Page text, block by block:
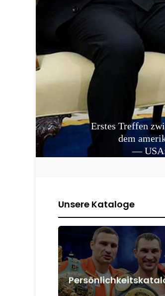
Erstes Treffen
dem
— USA:
Unsere Kataloge
Details anzeigen